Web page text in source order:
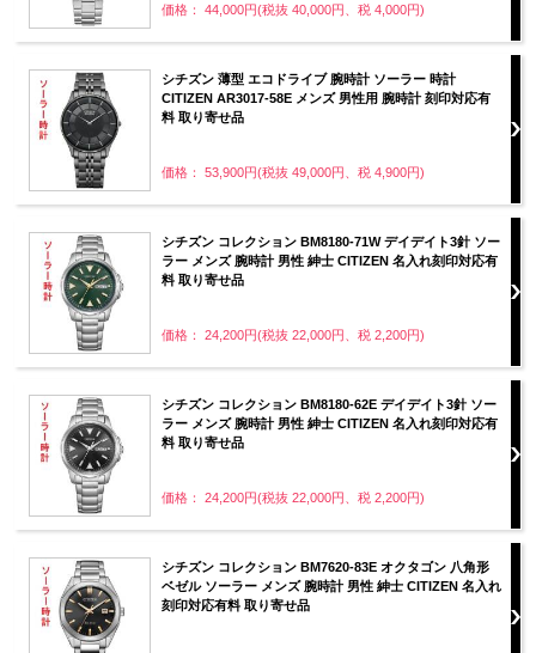
価格： 44,000円(税抜 40,000円、税 4,000円)
シチズン 薄型 エコドライブ 腕時計 ソーラー 時計
CITIZEN AR3017-58E メンズ 男性用 腕時計 刻印対応有
料 取り寄せ品
価格： 53,900円(税抜 49,000円、税 4,900円)
シチズン コレクション BM8180-71W デイデイト3針 ソー
ラー メンズ 腕時計 男性 紳士 CITIZEN 名入れ刻印対応有
料 取り寄せ品
価格： 24,200円(税抜 22,000円、税 2,200円)
シチズン コレクション BM8180-62E デイデイト3針 ソー
ラー メンズ 腕時計 男性 紳士 CITIZEN 名入れ刻印対応有
料 取り寄せ品
価格： 24,200円(税抜 22,000円、税 2,200円)
シチズン コレクション BM7620-83E オクタゴン 八角形
ベゼル ソーラー メンズ 腕時計 男性 紳士 CITIZEN 名入れ
刻印対応有料 取り寄せ品